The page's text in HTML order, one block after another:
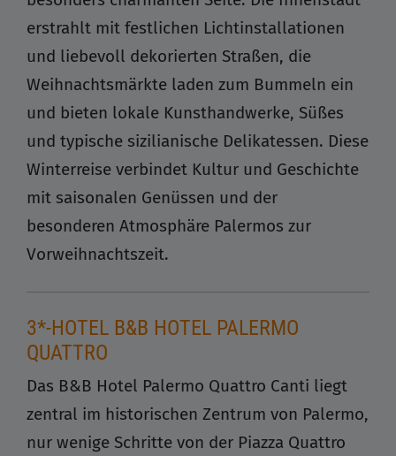
erstrahlt mit festlichen Lichtinstallationen
und liebevoll dekorierten Straßen, die
Weihnachtsmärkte laden zum Bummeln ein
und bieten lokale Kunsthandwerke, Süßes
und typische sizilianische Delikatessen. Diese
Winterreise verbindet Kultur und Geschichte
mit saisonalen Genüssen und der
besonderen Atmosphäre Palermos zur
Vorweihnachtszeit.
3*-HOTEL B&B HOTEL PALERMO
QUATTRO
Das B&B Hotel Palermo Quattro Canti liegt
zentral im historischen Zentrum von Palermo,
nur wenige Schritte von der Piazza Quattro